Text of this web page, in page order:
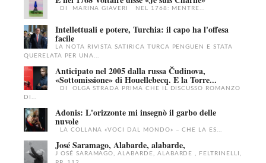
DI MARINA GIAVERI NEL 1768: MENTRE...
Intellettuali e potere, Turchia: il capo ha l'offesa
facile
LA NOTA RIVISTA SATIRICA TURCA PENGUEN E STATA
QUERELATA PER UNA...
Anticipato nel 2005 dalla russa Čudinova,
«Sottomissione» di Houellebecq. E la Torre...
DI OLGA STRADA PRIMA CHE IL DISCUSSO ROMANZO
DI...
Adonis: L'orizzonte mi insegnò il garbo delle
nuvole
LA COLLANA «VOCI DAL MONDO» – CHE LA ES...
José Saramago, Alabarde, alabarde,
J OSÉ SARAMAGO, ALABARDE, ALABARDE , FELTRINELLI,